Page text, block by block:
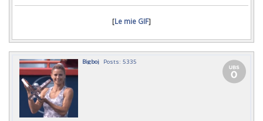
[Le mie GIF]
Bigboj Posts: 5335